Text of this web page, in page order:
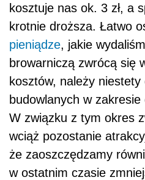
w ostatnim czasie
Redakcja: Gdy jednak
milionowymi kwotami i
gigantycznego kredytu
zwrócić się o
Andrzej Najda:
Regionalnym Programie
2014-2020 dla danego
chcemy otwierać browar